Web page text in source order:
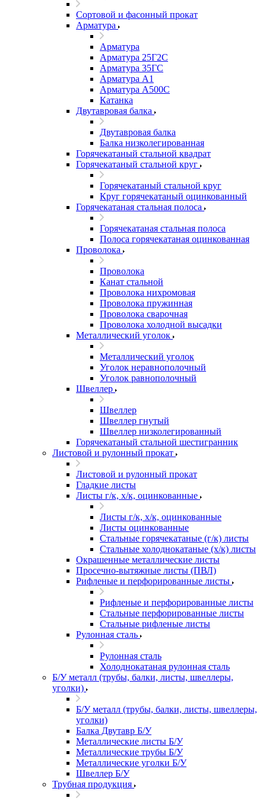
Сортовой и фасонный прокат
Арматура
Арматура
Арматура 25Г2С
Арматура 35ГС
Арматура А1
Арматура А500С
Катанка
Двутавровая балка
Двутавровая балка
Балка низколегированная
Горячекатаный стальной квадрат
Горячекатаный стальной круг
Горячекатаный стальной круг
Круг горячекатаный оцинкованный
Горячекатаная стальная полоса
Горячекатаная стальная полоса
Полоса горячекатаная оцинкованная
Проволока
Проволока
Канат стальной
Проволока нихромовая
Проволока пружинная
Проволока сварочная
Проволока холодной высадки
Металлический уголок
Металлический уголок
Уголок неравнополочный
Уголок равнополочный
Швеллер
Швеллер
Швеллер гнутый
Швеллер низколегированный
Горячекатаный стальной шестигранник
Листовой и рулонный прокат
Листовой и рулонный прокат
Гладкие листы
Листы г/к, х/к, оцинкованные
Листы г/к, х/к, оцинкованные
Листы оцинкованные
Стальные горячекатаные (г/к) листы
Стальные холоднокатаные (х/к) листы
Окрашенные металлические листы
Просечно-вытяжные листы (ПВЛ)
Рифленые и перфорированные листы
Рифленые и перфорированные листы
Стальные перфорированные листы
Стальные рифленые листы
Рулонная сталь
Рулонная сталь
Холоднокатаная рулонная сталь
Б/У металл (трубы, балки, листы, швеллеры,
уголки)
Б/У металл (трубы, балки, листы, швеллеры,
уголки)
Балка Двутавр Б/У
Металлические листы Б/У
Металлические трубы Б/У
Металлические уголки Б/У
Швеллер Б/У
Трубная продукция